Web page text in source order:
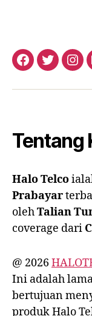
Facebook
Twitter
Tentang
Halo Telco
Prabayar
olehTalian
coverage dari
@ 2026
Ini adalah
bertujuan
produk Halo